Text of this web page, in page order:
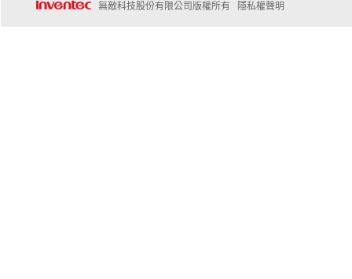
無敵科技股份有限公司版權所有
隱私權聲明